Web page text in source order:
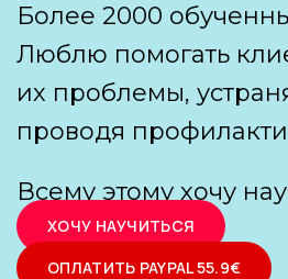
Более 2000
Люблю помогать
их проблемы,
проводя
Всему этому хочу
ХОЧУ НАУЧИТЬСЯ
ОПЛАТИТЬ PAYPAL 55.9€